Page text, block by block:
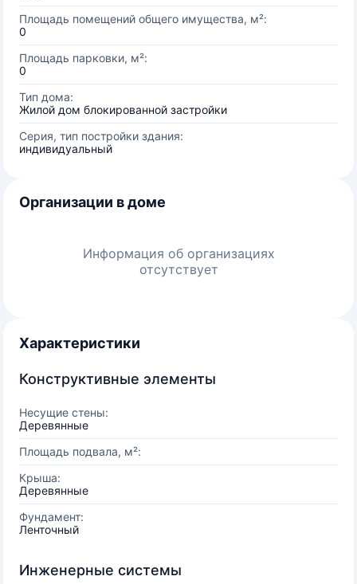
Площадь помещений общего имущества, м²:
0
Площадь парковки, м²:
0
Тип дома:
Жилой дом блокированной застройки
Серия, тип постройки здания:
индивидуальный
Организации в доме
Информация об организациях
отсутствует
Характеристики
Конструктивные элементы
Несущие стены:
Деревянные
Площадь подвала, м²:
Крыша:
Деревянные
Фундамент:
Ленточный
Инженерные системы